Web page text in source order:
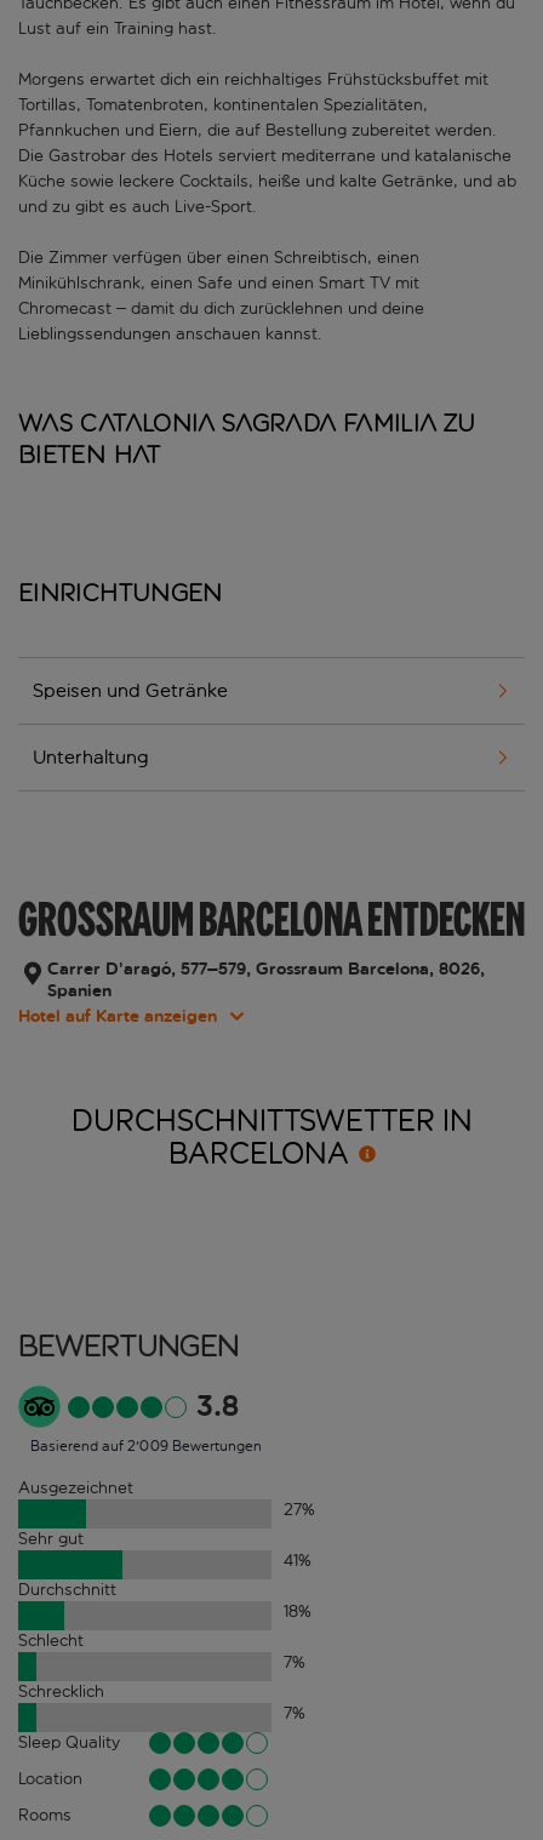
Lust auf ein Training hast.
Morgens erwartet dich ein reichhaltiges Frühstücksbuffet mit
Tortillas, Tomatenbroten, kontinentalen Spezialitäten,
Pfannkuchen und Eiern, die auf Bestellung zubereitet werden.
Die Gastrobar des Hotels serviert mediterrane und katalanische
Küche sowie leckere Cocktails, heiße und kalte Getränke, und ab
und zu gibt es auch Live-Sport.
Die Zimmer verfügen über einen Schreibtisch, einen
Minikühlschrank, einen Safe und einen Smart TV mit
Chromecast – damit du dich zurücklehnen und deine
Lieblingssendungen anschauen kannst.
Was Catalonia Sagrada Familia zu
bieten hat
Einrichtungen
Speisen und Getränke
Unterhaltung
GROSSRAUM BARCELONA ENTDECKEN
Carrer D’aragó, 577–579, Grossraum Barcelona, 8026,
Spanien
Hotel auf Karte anzeigen
DURCHSCHNITTSWETTER IN
BARCELONA
Bewertungen
3.8
Basierend auf 2'009 Bewertungen
Ausgezeichnet
27%
Sehr gut
41%
Durchschnitt
18%
Schlecht
7%
Schrecklich
7%
Sleep Quality
Location
Rooms